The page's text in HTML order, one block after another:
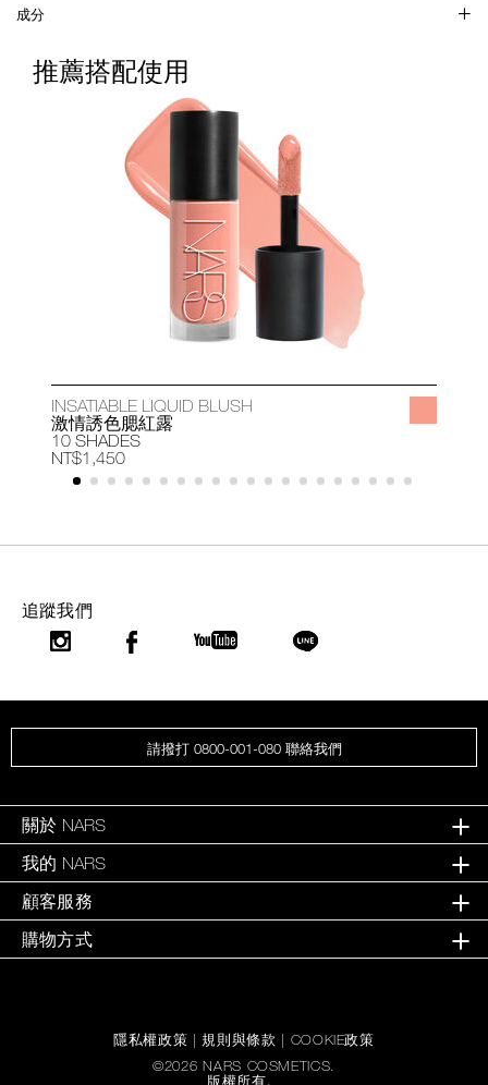
成分
推薦搭配使用
INSATIABLE LIQUID BLUSH
激情誘色腮紅露
10 SHADES
NT$1,450
追蹤我們
請撥打 0800-001-080 聯絡我們
關於 NARS
我的 NARS
顧客服務
購物方式
隱私權政策 |規則與條款 | COOKIE政策
©2026 NARS COSMETICS.
版權所有。